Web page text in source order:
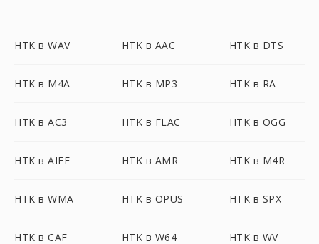
HTK в WAV HTK в AAC HTK в DTS
HTK в M4A HTK в MP3 HTK в RA
HTK в AC3 HTK в FLAC HTK в OGG
HTK в AIFF HTK в AMR HTK в M4R
HTK в WMA HTK в OPUS HTK в SPX
HTK в CAF HTK в W64 HTK в WV